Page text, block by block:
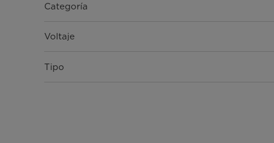
Categoría
Voltaje
Tipo